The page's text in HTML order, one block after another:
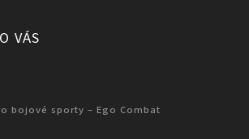
VÁS
bojové sporty – Ego Combat